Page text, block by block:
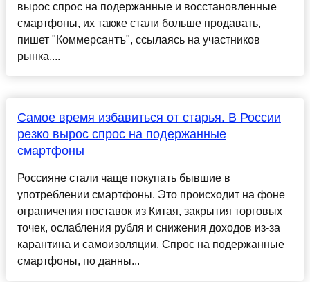
вырос спрос на подержанные и восстановленные
смартфоны, их также стали больше продавать,
пишет "Коммерсантъ", ссылаясь на участников
рынка....
Самое время избавиться от старья. В России
резко вырос спрос на подержанные
смартфоны
Россияне стали чаще покупать бывшие в
употреблении смартфоны. Это происходит на фоне
ограничения поставок из Китая, закрытия торговых
точек, ослабления рубля и снижения доходов из-за
карантина и самоизоляции. Спрос на подержанные
смартфоны, по данны...